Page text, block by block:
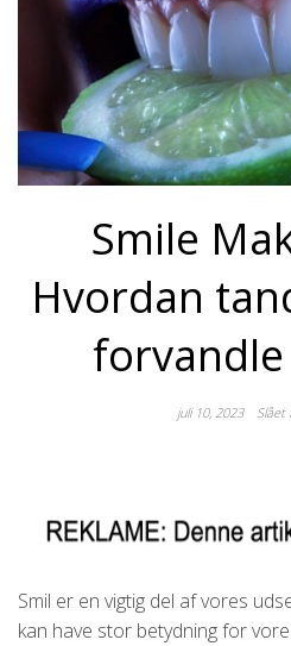
Smile
Hvordan
juli 10, 2023 Slået
Smil er en vigtig del af vores
kan have stor betydning for